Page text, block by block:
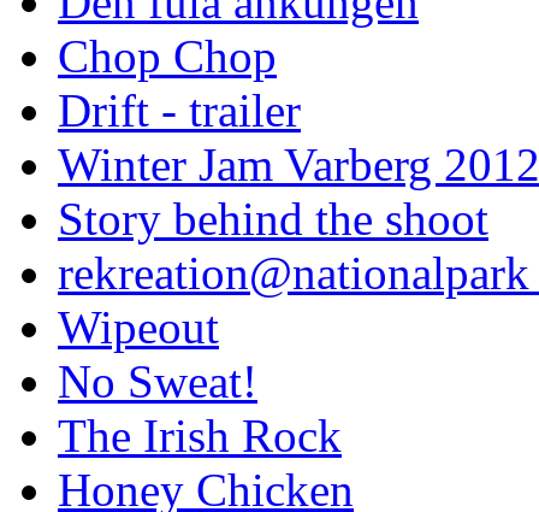
Chop Chop
Drift - trailer
Winter Jam Varberg 2012
Story behind the shoot
rekreation@nationalpark
Wipeout
No Sweat!
The Irish Rock
Honey Chicken